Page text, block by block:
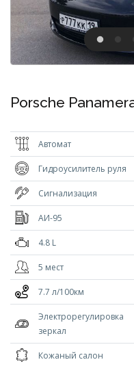
Porsche
Автомат
Гидроусилитель руля
Сигнализация
АИ-95
4.8 L
5 мест
7.7 л/100км
Электрорегулировка
зеркал
Кожаный салон